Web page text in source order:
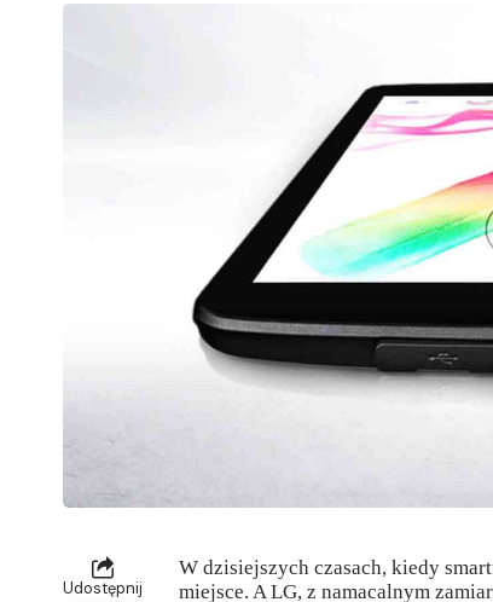
Udostępnij
W dzisiejszych czasach, kiedy
miejsce. A LG, z namacalnym